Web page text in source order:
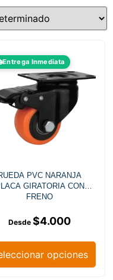
Entrega Inmediata
PVC NARANJA
GIRATORIA CON
FRENO
$4.000
opciones